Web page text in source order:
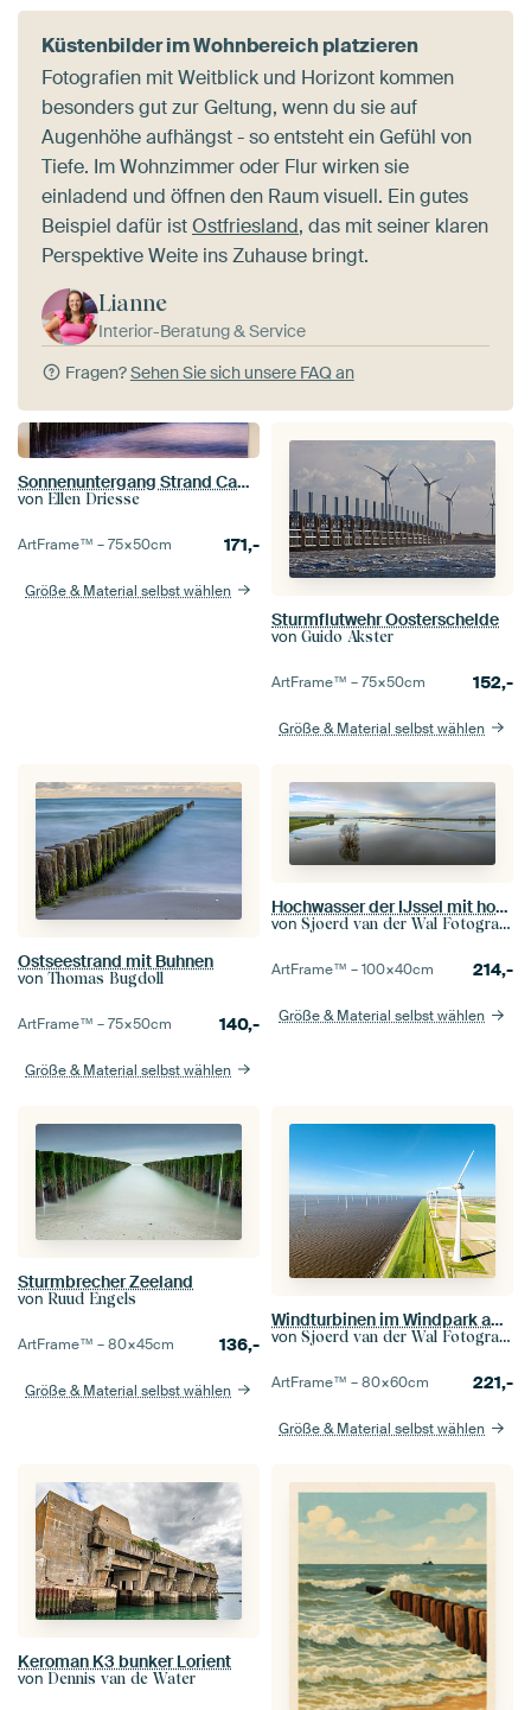
Küstenbilder im Wohnbereich platzieren
Fotografien mit Weitblick und Horizont kommen
besonders gut zur Geltung, wenn du sie auf
Augenhöhe aufhängst - so entsteht ein Gefühl von
Tiefe. Im Wohnzimmer oder Flur wirken sie
einladend und öffnen den Raum visuell. Ein gutes
Beispiel dafür istOstfriesland, das mit seiner klaren
Perspektive Weite ins Zuhause bringt.
Lianne
Interior-Beratung & Service
Fragen?Sehen Sie sich unsere FAQ an
Sonnenuntergang Strand Cadzand-Bad
von Ellen Driesse
ArtFrame™ –75×50cm 171,-
Größe & Material selbst wählen
Sturmflutwehr Oosterschelde
von Guido Akster
ArtFrame™ –75×50cm 152,-
Größe & Material selbst wählen
Ostseestrand mit Buhnen
von Thomas Bugdoll
ArtFrame™ –75×50cm 140,-
Größe & Material selbst wählen
Hochwasser der IJssel mit hohen Wasserständen in den Überschwemmungsgebieten
von Sjoerd van der Wal Fotografie
ArtFrame™ –100×40cm 214,-
Größe & Material selbst wählen
Sturmbrecher Zeeland
von Ruud Engels
ArtFrame™ –80×45cm 136,-
Größe & Material selbst wählen
Windturbinen im Windpark am Seeufer produzieren Strom
von Sjoerd van der Wal Fotografie
ArtFrame™ –80×60cm 221,-
Größe & Material selbst wählen
Keroman K3 bunker Lorient
von Dennis van de Water